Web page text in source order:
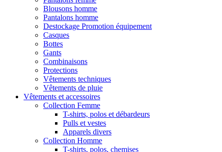
Blousons homme
Pantalons homme
Destockage Promotion équipement
Casques
Bottes
Gants
Combinaisons
Protections
Vêtements techniques
Vêtements de pluie
Vêtements et accessoires
Collection Femme
T-shirts, polos et débardeurs
Pulls et vestes
Apparels divers
Collection Homme
T-shirts, polos, chemises